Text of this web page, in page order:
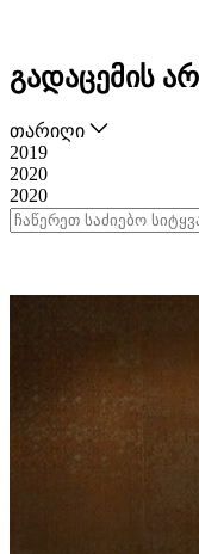
გადაცემის
თარიღი
2019
2020
2020